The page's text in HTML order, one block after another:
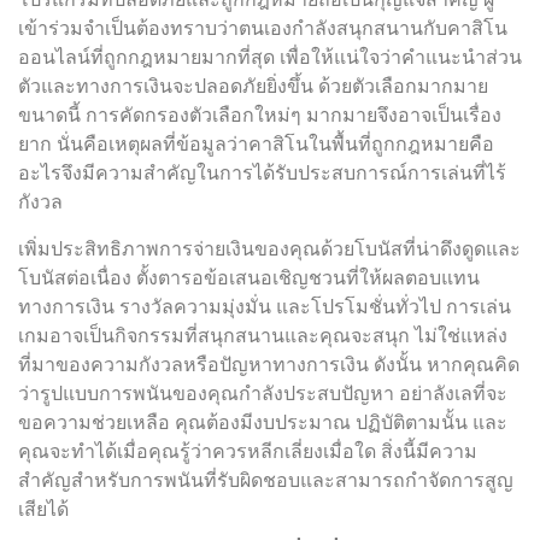
เข้าร่วมจำเป็นต้องทราบว่าตนเองกำลังสนุกสนานกับคาสิโน
ออนไลน์ที่ถูกกฎหมายมากที่สุด เพื่อให้แน่ใจว่าคำแนะนำส่วน
ตัวและทางการเงินจะปลอดภัยยิ่งขึ้น ด้วยตัวเลือกมากมาย
ขนาดนี้ การคัดกรองตัวเลือกใหม่ๆ มากมายจึงอาจเป็นเรื่อง
ยาก นั่นคือเหตุผลที่ข้อมูลว่าคาสิโนในพื้นที่ถูกกฎหมายคือ
อะไรจึงมีความสำคัญในการได้รับประสบการณ์การเล่นที่ไร้
กังวล
เพิ่มประสิทธิภาพการจ่ายเงินของคุณด้วยโบนัสที่น่าดึงดูดและ
โบนัสต่อเนื่อง ตั้งตารอข้อเสนอเชิญชวนที่ให้ผลตอบแทน
ทางการเงิน รางวัลความมุ่งมั่น และโปรโมชั่นทั่วไป การเล่น
เกมอาจเป็นกิจกรรมที่สนุกสนานและคุณจะสนุก ไม่ใช่แหล่ง
ที่มาของความกังวลหรือปัญหาทางการเงิน ดังนั้น หากคุณคิด
ว่ารูปแบบการพนันของคุณกำลังประสบปัญหา อย่าลังเลที่จะ
ขอความช่วยเหลือ คุณต้องมีงบประมาณ ปฏิบัติตามนั้น และ
คุณจะทำได้เมื่อคุณรู้ว่าควรหลีกเลี่ยงเมื่อใด สิ่งนี้มีความ
สำคัญสำหรับการพนันที่รับผิดชอบและสามารถกำจัดการสูญ
เสียได้